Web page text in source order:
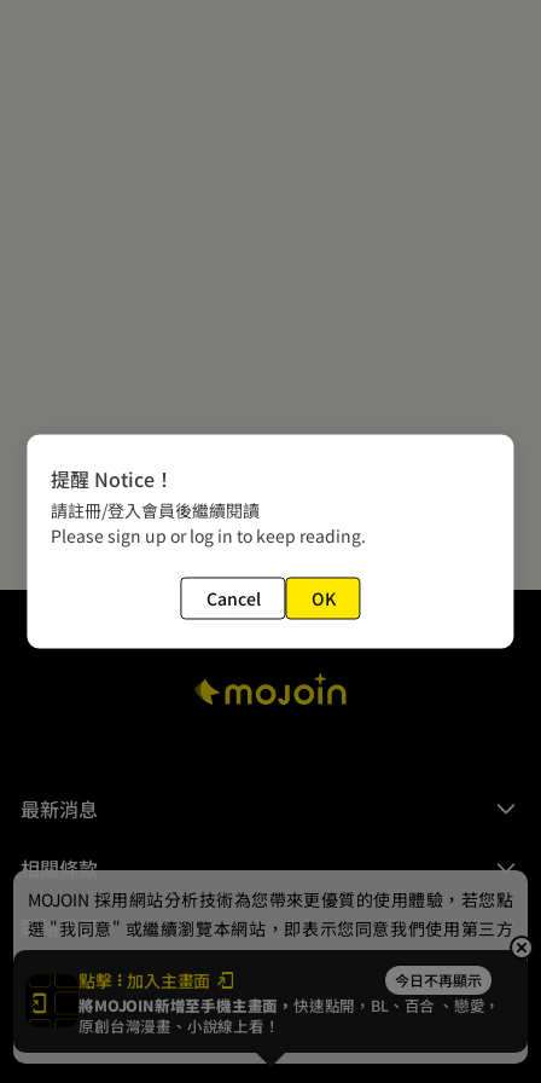
最新消息
相關條款
聯絡我們
© 2024 gamania Digital Entertainment Co., Ltd.
點擊 加入主畫面 今日不再顯示
將MOJOIN新增至手機主畫面，快速點開，BL、 百合 、戀愛，
原創台灣漫畫、小說線上看！
MOJOIN 採用網站分析技術為您帶來更優質的使用體驗，若您點
選 "我同意" 或繼續瀏覽本網站，即表示您同意我們使用第三方
Cookie，欲瞭解更多資訊請見隱私權政策。
我同意
提醒 Notice！
請註冊/登入會員後繼續閱讀
Please sign up or log in to keep reading.
Cancel OK